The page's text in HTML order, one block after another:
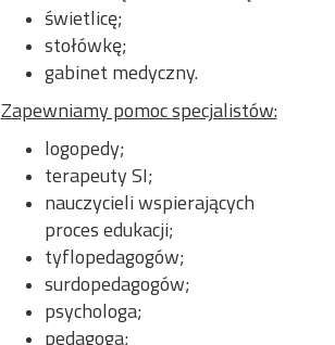
świetlicę;
stołówkę;
gabinet medyczny.
Zapewniamy pomoc specjalistów:
logopedy;
terapeuty SI;
nauczycieli wspierających
proces edukacji;
tyflopedagogów;
surdopedagogów;
psychologa;
pedagoga;